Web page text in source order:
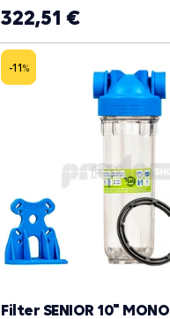
322,51 €
-11%
Filter SENIOR 10" MONO